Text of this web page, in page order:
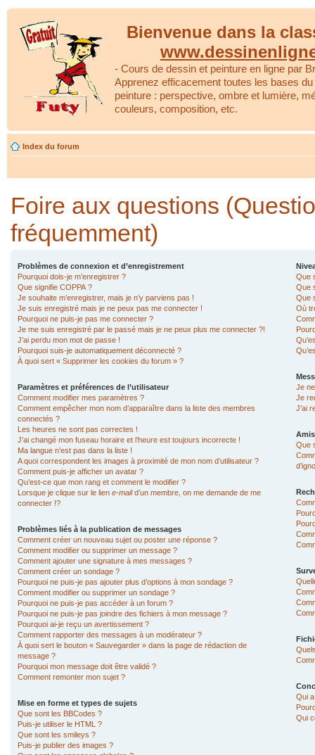
Bienvenue dans la
- Cours de dessin et peinture en ligne par
Apprenez efficacement toutes les bases
peinture : perspective, ombre et lumière,
couleurs, composition, etc.
Index du forum
Foire aux questions
fréquemment)
Problèmes de connexion et d’enregistrement
Pourquoi dois-je m’enregistrer ?
Que signifie COPPA ?
Je souhaite m’enregistrer, mais je n’y parviens pas !
Je suis enregistré mais je ne peux pas me connecter !
Pourquoi ne puis-je pas me connecter ?
Je me suis enregistré par le passé mais je ne peux plus me connecter ?!
J’ai perdu mon mot de passe !
Pourquoi suis-je automatiquement déconnecté ?
À quoi sert « Supprimer les cookies du forum » ?
Paramètres et préférences de l’utilisateur
Comment modifier mes paramètres ?
Comment empêcher mon nom d’apparaître dans la liste des membres
connectés ?
Les heures ne sont pas correctes !
J’ai changé mon fuseau horaire et l’heure est toujours incorrecte !
Ma langue n’est pas dans la liste !
A quoi correspondent les images à proximité de mon nom d’utilisateur ?
Comment puis-je afficher un avatar ?
Qu’est-ce que mon rang et comment le modifier ?
Lorsque je clique sur le lien e-maild’un membre, on me demande de me
connecter !?
Problèmes liés à la publication de messages
Comment créer un nouveau sujet ou poster une réponse ?
Comment modifier ou supprimer un message ?
Comment ajouter une signature à mes messages ?
Comment créer un sondage ?
Pourquoi ne puis-je pas ajouter plus d’options à mon sondage ?
Comment modifier ou supprimer un sondage ?
Pourquoi ne puis-je pas accéder à un forum ?
Pourquoi ne puis-je pas joindre des fichiers à mon message ?
Pourquoi ai-je reçu un avertissement ?
Comment rapporter des messages à un modérateur ?
À quoi sert le bouton « Sauvegarder » dans la page de rédaction de
message ?
Pourquoi mon message doit être validé ?
Comment remonter mon sujet ?
Mise en forme et types de sujets
Que sont les BBCodes ?
Puis-je utiliser le HTML ?
Que sont les smileys ?
Puis-je publier des images ?
Que
Que
Que
Où
Je
Je
J’ai
Que
Qui
Qui